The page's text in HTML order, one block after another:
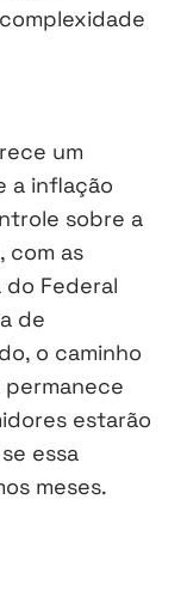
um
a inflação
sobre a
com as
Federal
de
o caminho
estarão
essa
meses.